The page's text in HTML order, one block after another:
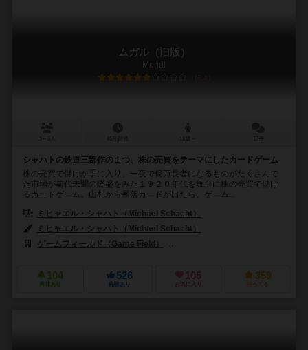
ムガル（旧版）
Mogul
6.4
シャハトの鉄道三部作の１つ、株の売買をテーマにしたカードゲーム
株の売買で儲けが手に入り、一夜で億万長者になるものがたくさんで
た市場が前代未聞の隆盛をみた１９２０年代を舞台に株の売買で儲け
るカードゲーム。山札から暴落カードが出たら、ゲーム...
ミヒャエル・シャハト（Michael Schacht）
ミヒャエル・シャハト（Michael Schacht）
ゲームフィールド（Game Field）
104
興味あり
526
経験あり
105
お気に入り
359
持ってる